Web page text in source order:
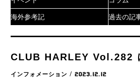
海外参考記 過去の記
CLUB HARLEY Vol.282
インフォメーション / 2023.12.12